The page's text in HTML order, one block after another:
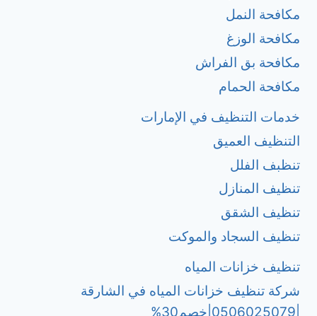
مكافحة النمل
مكافحة الوزغ
مكافحة بق الفراش
مكافحة الحمام
خدمات التنظيف في الإمارات
التنظيف العميق
تنظبف الفلل
تنظيف المنازل
تنظيف الشقق
تنظيف السجاد والموكت
تنظيف خزانات المياه
شركة تنظيف خزانات المياه في الشارقة